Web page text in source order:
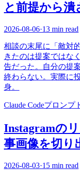
と前提から潰
2026-08-06·13 min read
相談の末尾に「敵対
きたのは提案ではな
告だった。自分の提
終わらない。実際に
身。
Claude Codeプロンプ
Instagramの
事画像を切り
2026-08-03·15 min read